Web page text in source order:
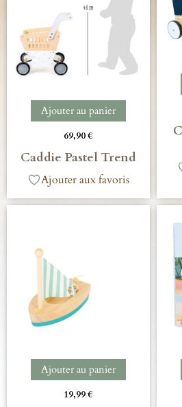
Ajouter au panier
69,90€
Caddie Pastel Trend
Ajouter aux favoris
Ajouter au panier
19,99€